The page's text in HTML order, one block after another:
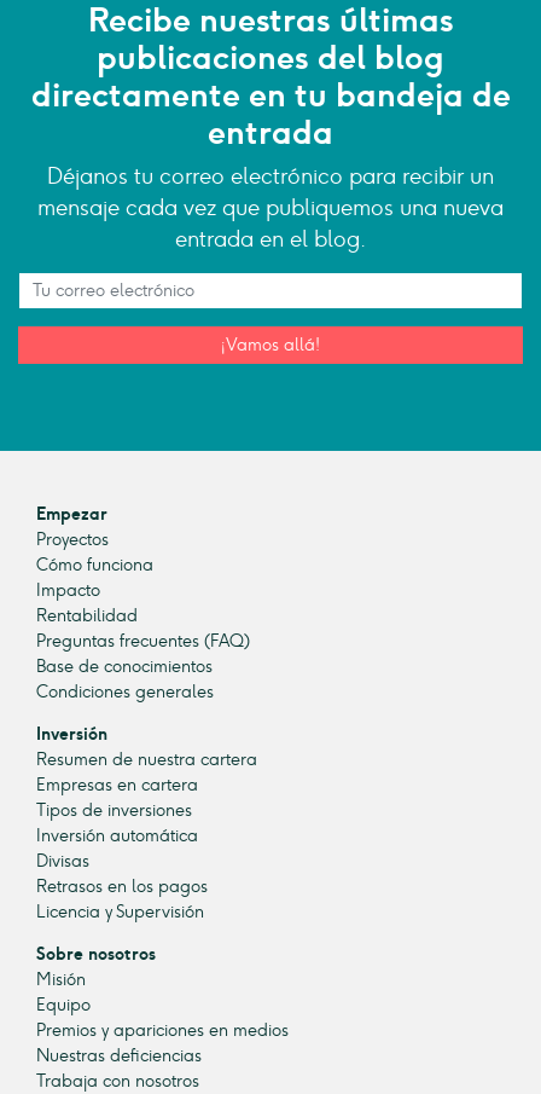
Recibe nuestras últimas
publicaciones del blog
directamente en tu bandeja de
entrada
Déjanos tu correo electrónico para recibir un
mensaje cada vez que publiquemos una nueva
entrada en el blog.
¡Vamos allá!
Empezar
Proyectos
Cómo funciona
Impacto
Rentabilidad
Preguntas frecuentes (FAQ)
Base de conocimientos
Condiciones generales
Inversión
Resumen de nuestra cartera
Empresas en cartera
Tipos de inversiones
Inversión automática
Divisas
Retrasos en los pagos
Licencia y Supervisión
Sobre nosotros
Misión
Equipo
Premios y apariciones en medios
Nuestras deficiencias
Trabaja con nosotros